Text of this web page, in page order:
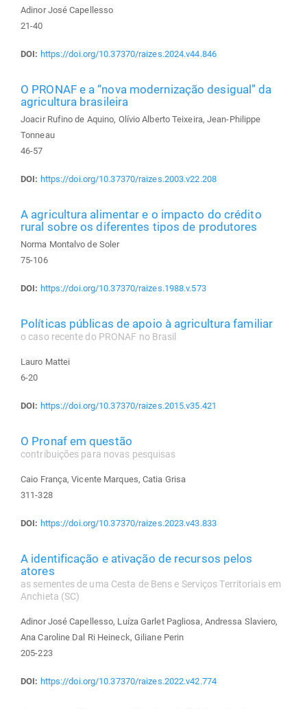
Adinor José Capellesso
21-40
DOI: https://doi.org/10.37370/raizes.2024.v44.846
O PRONAF e a “nova modernização desigual” da
agricultura brasileira
Joacir Rufino de Aquino, Olívio Alberto Teixeira, Jean-Philippe
Tonneau
46-57
DOI: https://doi.org/10.37370/raizes.2003.v22.208
A agricultura alimentar e o impacto do crédito
rural sobre os diferentes tipos de produtores
Norma Montalvo de Soler
75-106
DOI: https://doi.org/10.37370/raizes.1988.v.573
Políticas públicas de apoio à agricultura familiar
o caso recente do PRONAF no Brasil
Lauro Mattei
6-20
DOI: https://doi.org/10.37370/raizes.2015.v35.421
O Pronaf em questão
contribuições para novas pesquisas
Caio França, Vicente Marques, Catia Grisa
311-328
DOI: https://doi.org/10.37370/raizes.2023.v43.833
A identificação e ativação de recursos pelos
atores
as sementes de uma Cesta de Bens e Serviços Territoriais em
Anchieta (SC)
Adinor José Capellesso, Luíza Garlet Pagliosa, Andressa Slaviero,
Ana Caroline Dal Ri Heineck, Giliane Perin
205-223
DOI: https://doi.org/10.37370/raizes.2022.v42.774